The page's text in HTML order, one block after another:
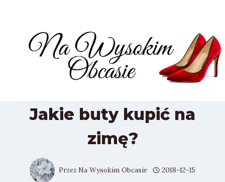
Jakie buty kupić na
zimę?
Przez Na Wysokim Obcasie
2018-12-15